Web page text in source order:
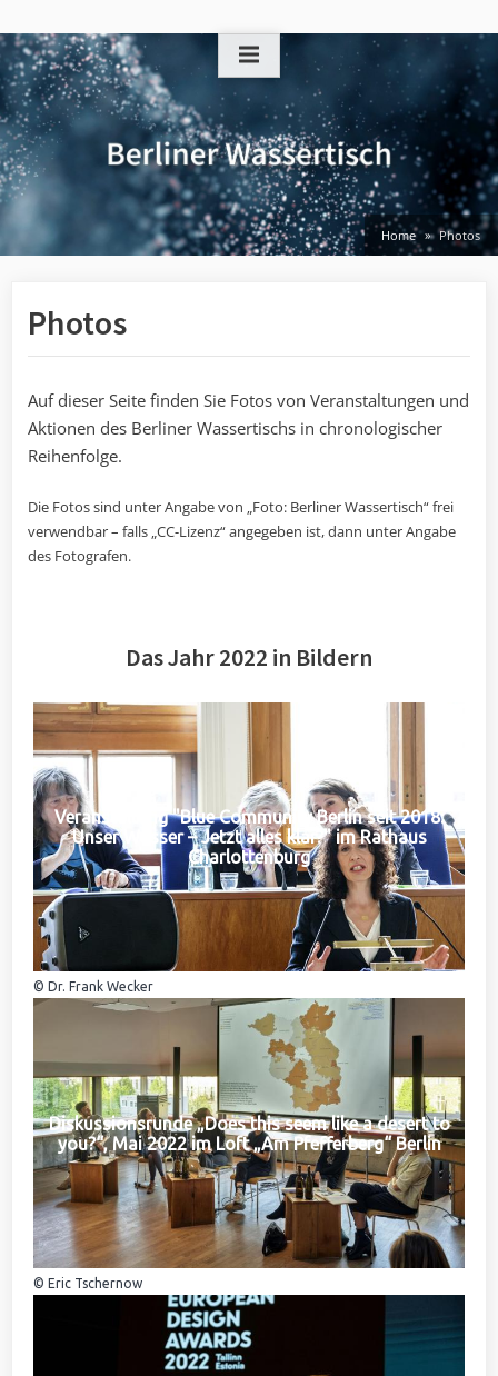
to
content
Home Photos
Photos
Auf dieser Seite finden Sie Fotos von Veranstaltungen und
Aktionen des Berliner Wassertischs in chronologischer
Reihenfolge.
Die Fotos sind unter Angabe von „Foto: Berliner Wassertisch“ frei
verwendbar – falls „CC-Lizenz“ angegeben ist, dann unter Angabe
des Fotografen.
Das Jahr 2022 in Bildern
Veranstaltung "Blue Community Berlin seit 2018:
Unser Wasser – Jetzt alles klar?" im Rathaus
Charlottenburg
© Dr. Frank Wecker
Diskussionsrunde „Does this seem like a desert to
you?“, Mai 2022 im Loft „Am Pfefferberg“ Berlin
© Eric Tschernow